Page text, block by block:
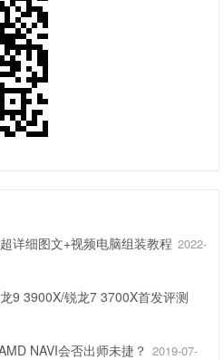
详细图文+视频电脑组装教程 2022-
9 3900X/锐龙7 3700X首发评测
NAVI会否出师未捷？ 2019-07-